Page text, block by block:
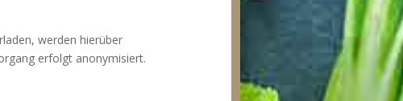
werden hierüber
erfolgt anonymisiert.